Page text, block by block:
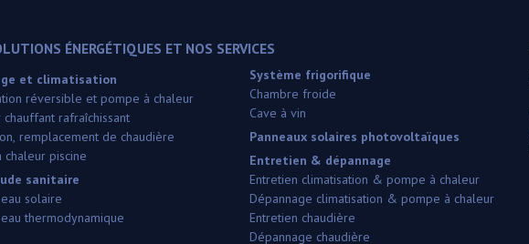
ÉNERGÉTIQUES ET NOS SERVICES
et climatisation
réversible et pompe à chaleur
chauffant rafraîchissant
remplacement de chaudière
chaleur piscine
sanitaire
solaire
thermodynamique
Système frigorifique
Chambre froide
Cave à vin
Panneaux solaires photovoltaïques
Entretien & dépannage
Entretien climatisation & pompe à chaleur
Dépannage climatisation & pompe à chaleur
Entretien chaudière
Dépannage chaudière